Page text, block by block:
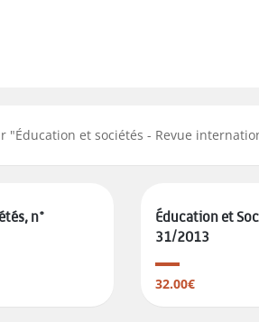
"Éducation et sociétés - Revue
n°
Éducation et
31/2013
32.00€